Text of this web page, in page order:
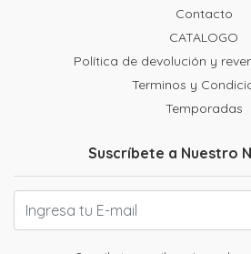
Contacto
CATALOGO
Política de devolución y
Terminos y
Temporadas
Suscríbete a Nuestro